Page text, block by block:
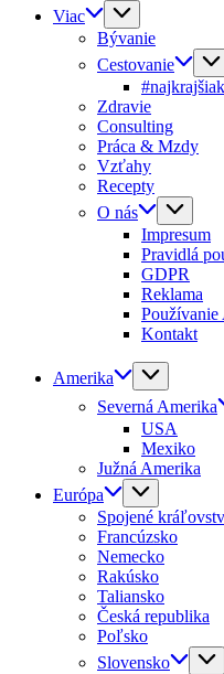
Viac
Bývanie
Cestovanie
Zdravie
Consulting
Práca & Mzdy
Vzťahy
Recepty
O nás
Impresum
Pravidlá
GDPR
Reklama
Kontakt
Amerika
Severná Amerika
USA
Mexiko
Južná Amerika
Európa
Spojené
Francúzsko
Nemecko
Rakúsko
Taliansko
Česká republika
Poľsko
Slovensko